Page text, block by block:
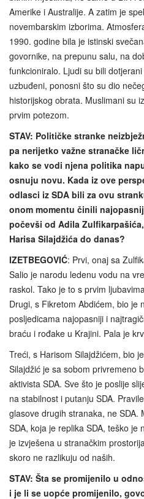
Amerike i Australije. A zatim je
novembarskim izborima.
1990. godine bila je istinski
govornike, na prepunu salu, na
funkcioniralo. Ljudi su bili
uzbuđeni, ponosni što su dio
historijskog obrata. Muslimani su
prvim potezom.
STAV: Političke stranke
pa nerijetko važne stranačke
kako se vodi njena politika
osnuju novu. Kada iz ove
odlasci iz SDA bili za ovu
onom momentu činili
počevši od Adila
Harisa Silajdžića do danas?
IZETBEGOVIĆ: Prvi, onaj sa
Salio je narodu ledenu vodu na
raskol. Tako je to s prvim
Drugi, s Fikretom Abdićem, bio je
posljedicama najopasniji i
braću i rođake u Krajini. Pala je
Treći, s Harisom Silajdžićem, bio
Silajdžić je sa sobom privremeno
aktivista SDA. Sve što je poslije
na stabilnost i putanju SDA.
glasove drugih stranaka, ne SDA.
SDA, koja je replika SDA, teško je
je izvješena u stranačkim
skoro ne razlikuju od naših.
STAV: Šta se promijenilo u
i je li se uopće promijenilo,